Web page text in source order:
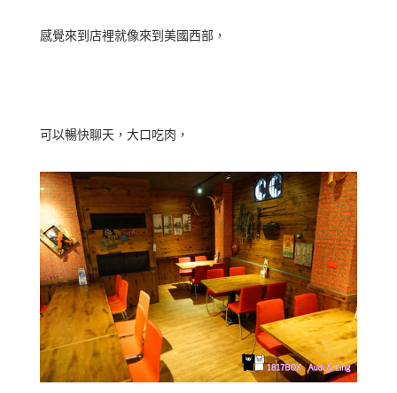
感覺來到店裡就像來到美國西部，
可以暢快聊天，大口吃肉，